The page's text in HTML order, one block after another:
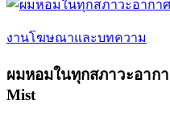
งานโฆษณาและบทความ
ผมหอมในทุกสภาวะอาก
Mist